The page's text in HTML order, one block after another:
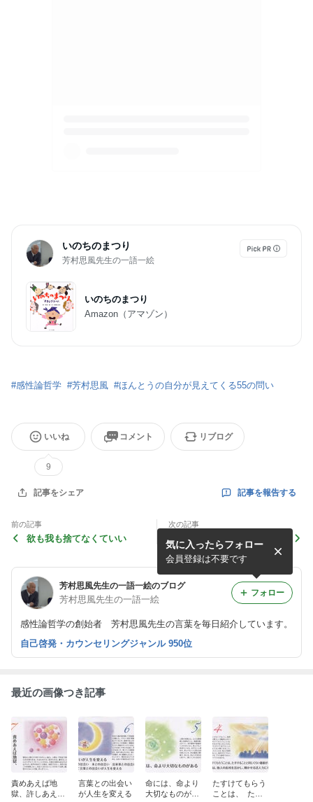
いのちのまつり
芳村思風先生の一語一絵
いのちのまつり
Amazon（アマゾン）
#感性論哲学 #芳村思風 #ほんとうの自分が見えてくる55の問い
いいね
9
コメント リブログ
記事をシェア 記事を報告する
前の記事
欲も我も捨てなくていい
次の記事
真実の愛とは、考え方の違う
人と共に生きていく力
芳村思風先生の一語一絵のブログ
芳村思風先生の一語一絵
感性論哲学の創始者 芳村思風先生の言葉を毎日紹介しています。
気に入ったらフォロー
会員登録は不要です
フォロー
自己啓発・カウンセリングジャンル 950位
最近の画像つき記事
責めあえば地
獄、許しあえば
言葉との出会い
が人生を変える
命には、命より
大切なものがあ
たすけてもらう
ことは、 たす